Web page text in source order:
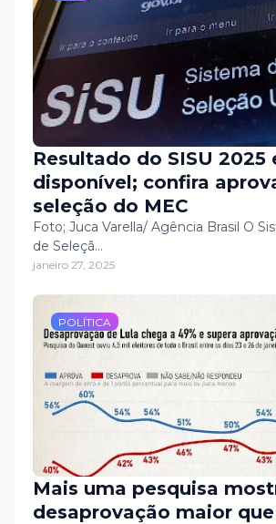
Resultado do SISU 2025
disponível; confira
seleção do MEC
Foto; Juca Varella/ Agência Brasil O
de Seleçã…
janeiro 27, 2025
POLÍTICA
Mais uma pesquisa
desaprovação maior que